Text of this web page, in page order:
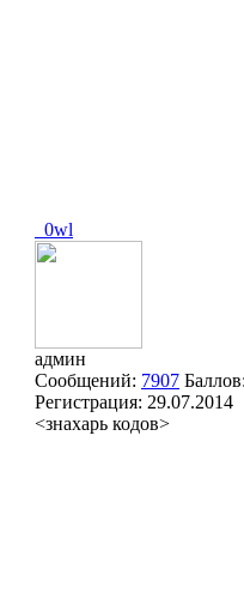
_0wl
админ
Сообщений: 7907
Регистрация: 29.07.2014
<знахарь кодов>